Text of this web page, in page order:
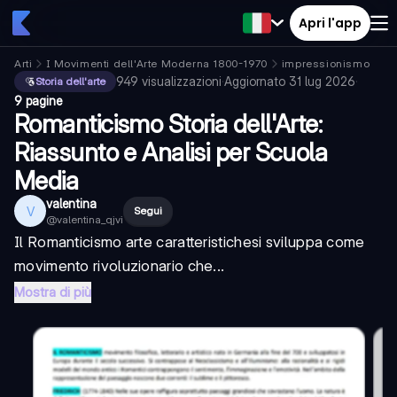
Apri l'app
Arti I Movimenti dell'Arte Moderna 1800-1970
impressionismo
Storia dell'arte
949 visualizzazioni·Aggiornato 31 lug 2026·
9 pagine
Romanticismo Storia dell'Arte:
Riassunto e Analisi per Scuola
Media
V valentina
@valentina_qjvi
Segui
Il Romanticismo arte caratteristichesi sviluppa come
movimento rivoluzionario che...
Mostra di più